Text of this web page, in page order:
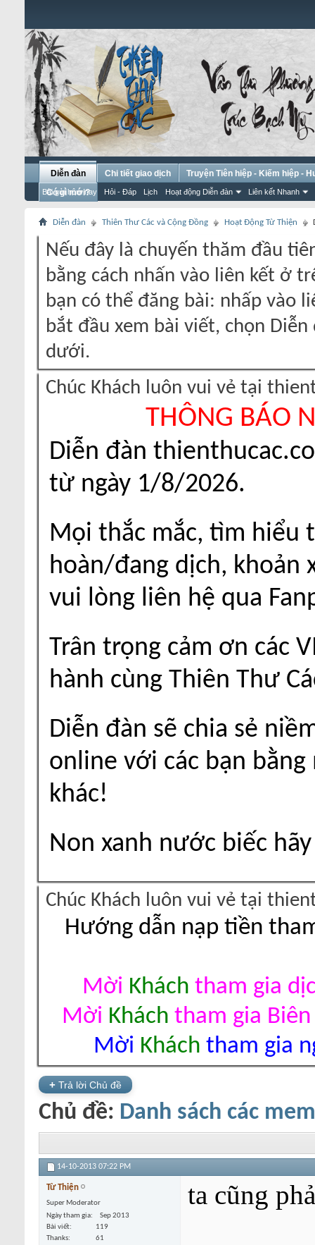
Diễn đàn
Bài gửi hôm nay Hỏi - Đáp Lịch Hoạt động Diễn đàn Liên kết Nhanh
Chi tiết giao dịch
Truyện Tiên hiệp - Kiếm hiệp -
Có gì mới?
Diễn đàn Thiên Thư Các và Cộng Đồng Hoạt Động Từ Thiện
Nếu đây là chuyến thăm đầu
bằng cách nhấn vào liên kết ở
bạn có thể đăng bài: nhấp vào
bắt đầu xem bài viết, chọn
dưới.
Chúc Khách luôn vui vẻ tại
THÔNG BÁO
Diễn đàn
từ ngày 1/8/2026.
Mọi thắc mắc, tìm hiểu
hoàn/đang dịch, khoản
vui lòng liên hệ qua
Trân trọng cảm ơn các
hành cùng Thiên Thư
Diễn đàn sẽ chia sẻ
online với các bạn
khác!
Non xanh nước biếc
Chúc Khách luôn vui vẻ tại
Hướng dẫn nạp tiền
Mời Khách tham gia
Mời Khách tham gia
Mời Khách tham gia
+ Trả lời Chủ đề
Chủ đề: Danh sách các
14-10-2013 07:22 PM
Từ Thiện
Super Moderator
Ngày tham gia
Sep 2013
Bài viết
119
Thanks
61
ta cũng